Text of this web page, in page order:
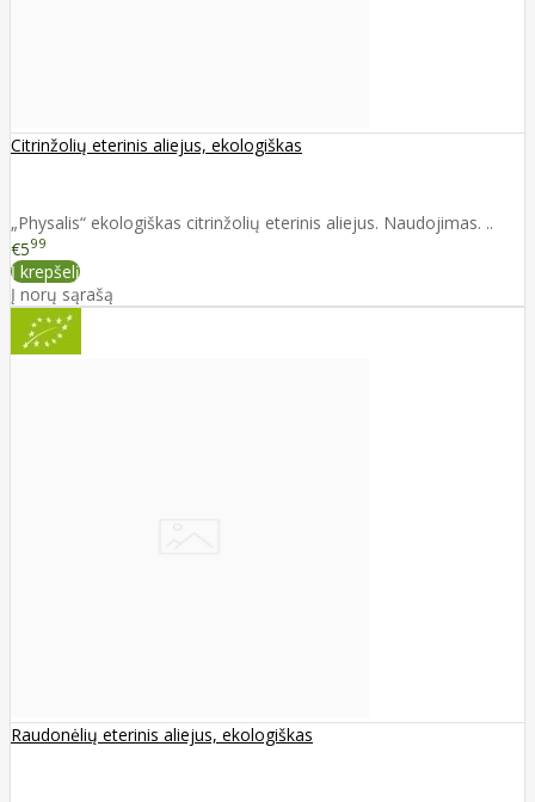
Citrinžolių eterinis aliejus, ekologiškas
„Physalis“ ekologiškas citrinžolių eterinis aliejus. Naudojimas. ..
€599
Į krepšelį
Į norų sąrašą
Raudonėlių eterinis aliejus, ekologiškas